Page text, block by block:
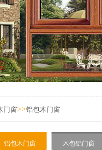
门窗>>铝包木门窗
铝包木门窗 木包铝门窗